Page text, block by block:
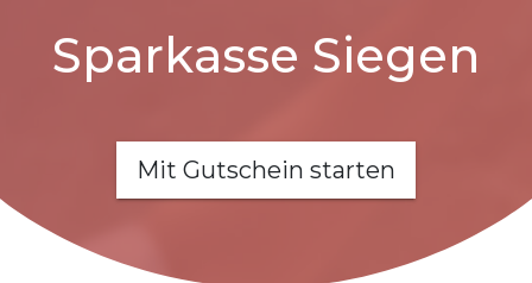
Sparkasse Siegen
Mit Gutschein starten